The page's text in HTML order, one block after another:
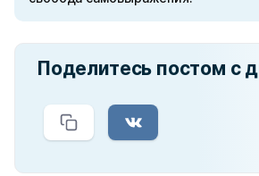
Поделитесь постом с